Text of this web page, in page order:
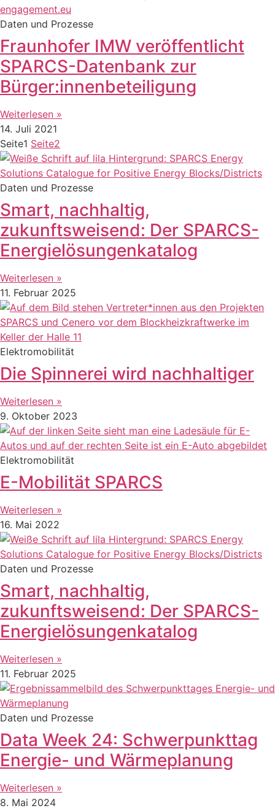
Daten und Prozesse
Fraunhofer IMW veröffentlicht
SPARCS-Datenbank zur
Bürger:innenbeteiligung
Weiterlesen »
14. Juli 2021
Seite1 Seite2
Daten und Prozesse
Smart, nachhaltig,
zukunftsweisend: Der SPARCS-
Energielösungenkatalog
Weiterlesen »
11. Februar 2025
Elektromobilität
Die Spinnerei wird nachhaltiger
Weiterlesen »
9. Oktober 2023
Elektromobilität
E-Mobilität SPARCS
Weiterlesen »
16. Mai 2022
Daten und Prozesse
Smart, nachhaltig,
zukunftsweisend: Der SPARCS-
Energielösungenkatalog
Weiterlesen »
11. Februar 2025
Daten und Prozesse
Data Week 24: Schwerpunkttag
Energie- und Wärmeplanung
Weiterlesen »
8. Mai 2024